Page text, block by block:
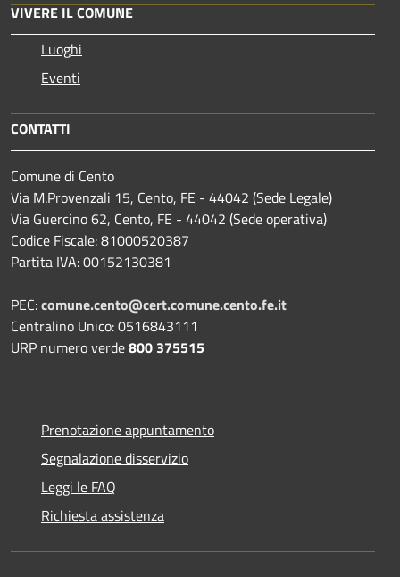
VIVERE IL COMUNE
Luoghi
Eventi
CONTATTI
Comune di Cento
Via M.Provenzali 15, Cento, FE - 44042 (Sede Legale)
Via Guercino 62, Cento, FE - 44042 (Sede operativa)
Codice Fiscale: 81000520387
Partita IVA: 00152130381
PEC:comune.cento@cert.comune.cento.fe.it
Centralino Unico: 0516843111
URP numero verde800 375515
Prenotazione appuntamento
Segnalazione disservizio
Leggi le FAQ
Richiesta assistenza